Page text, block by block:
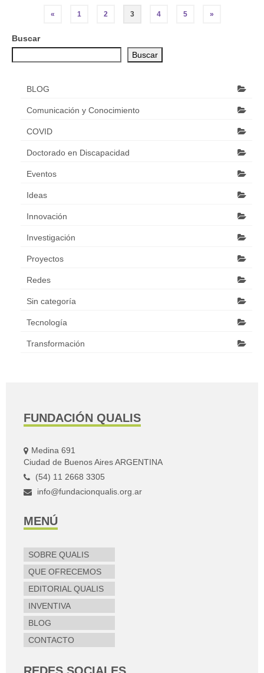
Paginación
de
entradas
« 1 2 3 4 5 »
Buscar
Buscar
BLOG
Comunicación y Conocimiento
COVID
Doctorado en Discapacidad
Eventos
Ideas
Innovación
Investigación
Proyectos
Redes
Sin categoría
Tecnología
Transformación
FUNDACIÓN QUALIS
Medina 691
Ciudad de Buenos Aires ARGENTINA
(54) 11 2668 3305
info@fundacionqualis.org.ar
MENÚ
SOBRE QUALIS
QUE OFRECEMOS
EDITORIAL QUALIS
INVENTIVA
BLOG
CONTACTO